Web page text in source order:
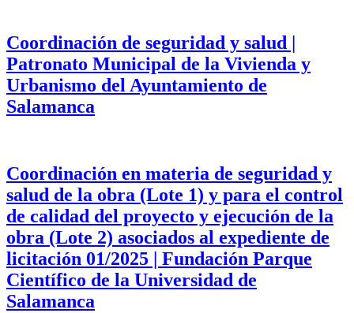
Coordinación de seguridad y salud |
Patronato Municipal de la Vivienda y
Urbanismo del Ayuntamiento de
Salamanca
Coordinación en materia de seguridad y
salud de la obra (Lote 1) y para el control
de calidad del proyecto y ejecución de la
obra (Lote 2) asociados al expediente de
licitación 01/2025 | Fundación Parque
Científico de la Universidad de
Salamanca